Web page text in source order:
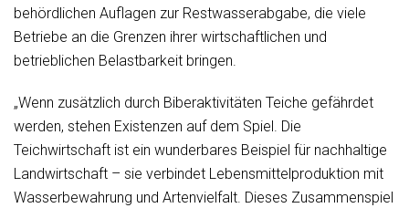
behördlichen Auflagen zur Restwasserabgabe, die viele
Betriebe an die Grenzen ihrer wirtschaftlichen und
betrieblichen Belastbarkeit bringen.
„Wenn zusätzlich durch Biberaktivitäten Teiche gefährdet
werden, stehen Existenzen auf dem Spiel. Die
Teichwirtschaft ist ein wunderbares Beispiel für nachhaltige
Landwirtschaft – sie verbindet Lebensmittelproduktion mit
Wasserbewahrung und Artenvielfalt. Dieses Zusammenspiel